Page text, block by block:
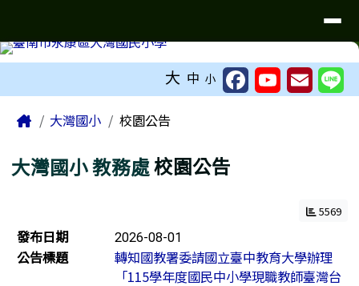
大 中 小
Home大灣國小 校園公告
大灣國小教務處校園公告
5569
新聞列表
發布日期 2026-08-01
公告標題
轉知國教署委請國立臺中教育大學辦理
「115學年度國民中小學現職教師臺灣台